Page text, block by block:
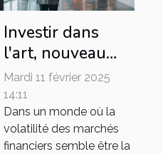
Investir dans
l'art, nouveau
refuge financier
Mardi 11 février 2025
14:11
Dans un monde où la
volatilité des marchés
financiers semble être la